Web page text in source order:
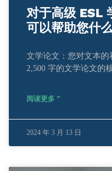
对于高级 ESL
可以帮助您什
文学论文：您对文本的
2,500 字的文学论文的
阅读更多 ”
2024 年 3 月 13 日